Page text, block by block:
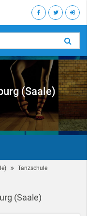
(Saale)
Tanzschule
(Saale)